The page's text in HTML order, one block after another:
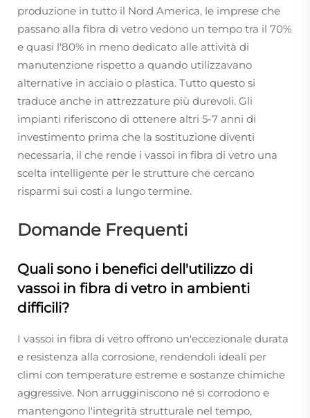
produzione in tutto il Nord America, le imprese che
passano alla fibra di vetro vedono un tempo tra il 70%
e quasi l'80% in meno dedicato alle attività di
manutenzione rispetto a quando utilizzavano
alternative in acciaio o plastica. Tutto questo si
traduce anche in attrezzature più durevoli. Gli
impianti riferiscono di ottenere altri 5-7 anni di
investimento prima che la sostituzione diventi
necessaria, il che rende i vassoi in fibra di vetro una
scelta intelligente per le strutture che cercano
risparmi sui costi a lungo termine.
Domande Frequenti
Quali sono i benefici dell'utilizzo di
vassoi in fibra di vetro in ambienti
difficili?
I vassoi in fibra di vetro offrono un'eccezionale durata
e resistenza alla corrosione, rendendoli ideali per
climi con temperature estreme e sostanze chimiche
aggressive. Non arrugginiscono né si corrodono e
mantengono l'integrità strutturale nel tempo,